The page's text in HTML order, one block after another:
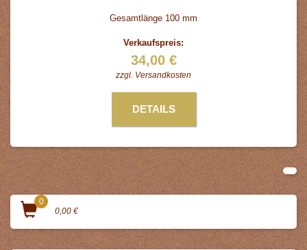
Gesamtlänge 100 mm
Verkaufspreis:
34,00 €
zzgl. Versandkosten
DETAILS
0
0,00 €